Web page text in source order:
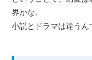
界かな。
小説とドラマは違うん